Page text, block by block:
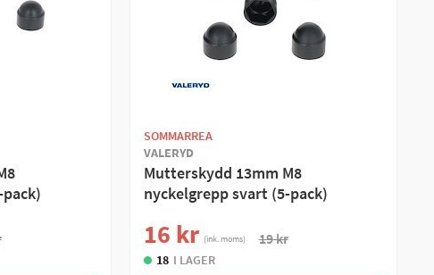
SOMMARREA
VALERYD
Mutterskydd 13mm M8
nyckelgrepp svart (5-pack)
16 kr (ink. moms) 19 kr
18 I LAGER